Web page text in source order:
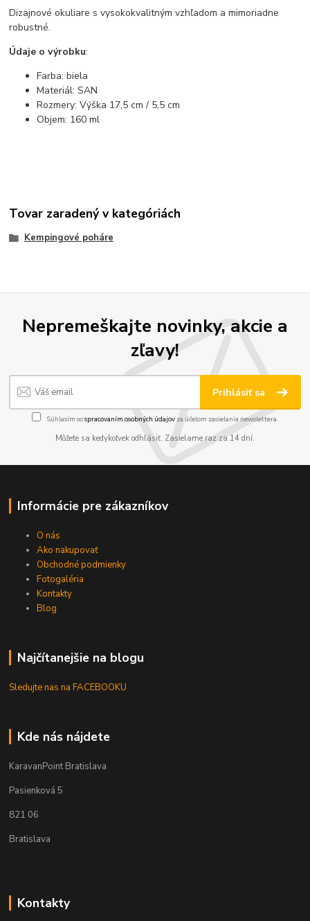
Dizajnové okuliare s vysokokvalitným vzhľadom a mimoriadne
robustné.
Údaje o výrobku:
Farba: biela
Materiál: SAN
Rozmery: Výška 17,5 cm / 5,5 cm
Objem: 160 ml
Tovar zaradený v kategóriách
Kempingové poháre
Nepremeškajte novinky, akcie a
zľavy!
Prihlásiť sa
Súhlasím sospracovaním osobných údajov za účelom zasielania newslettera.
Môžete sa kedykoľvek odhlásiť. Zasielame raz za 14 dní.
Informácie pre zákazníkov
O nás
Ako nakupovať
Obchodné podmienky
Fotogaléria
Kontakty
Blog
Najčítanejšie na blogu
Sledujte nas na FACEBOOKU
Kde nás nájdete
KaravanPoint Bratislava
Pasienková 5
821 06
Bratislava
Kontakty